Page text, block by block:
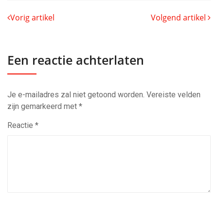
Vorig artikel Volgend artikel
Een reactie achterlaten
Je e-mailadres zal niet getoond worden. Vereiste velden
zijn gemarkeerd met *
Reactie *